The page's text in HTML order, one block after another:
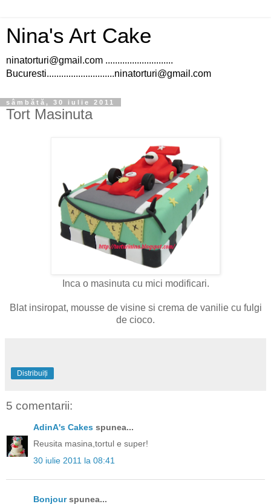
Nina's Art Cake
ninatorturi@gmail.com ............................
Bucuresti............................ninatorturi@gmail.com
sâmbătă, 30 iulie 2011
Tort Masinuta
Inca o masinuta cu mici modificari.
Blat insiropat, mousse de visine si crema de vanilie cu fulgi
de cioco.
Distribuiți
5 comentarii:
AdinA's Cakes spunea...
Reusita masina,tortul e super!
30 iulie 2011 la 08:41
Bonjourspunea...